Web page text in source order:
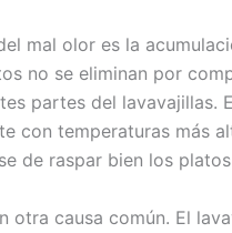
mal olor es la
no se eliminan por
partes del lavavajillas.
con temperaturas más
de raspar bien los
otra causa común. El